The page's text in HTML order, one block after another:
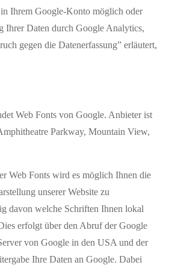
Ihrem Google-Konto möglich oder
Ihrer Daten durch Google Analytics,
gegen die Datenerfassung” erläutert,
Web Fonts von Google. Anbieter ist
Parkway, Mountain View,
Web Fonts wird es möglich Ihnen die
unserer Website zu
davon welche Schriften Ihnen lokal
erfolgt über den Abruf der Google
von Google in den USA und der
Ihre Daten an Google. Dabei